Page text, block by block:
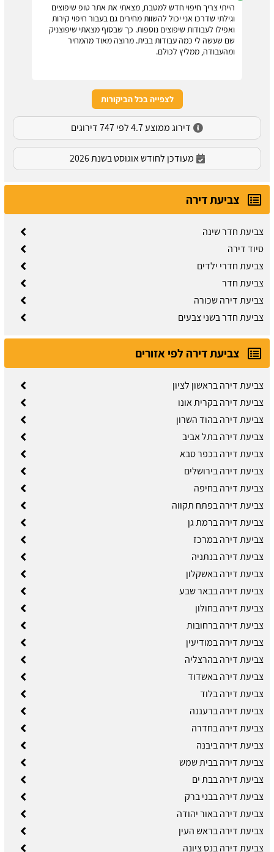
הייתי צריך חיפוי חדש למטבח, מצאתי את אתר טופ שיפוצים
וגילתי שדרכו אני יכול להשוות מחירים גם בעבור חיפוי קירות
ואפילו לעבודות שיפוצים נוספות. כך שבסוף מצאתי שיפוצניק
שם שעשה לי כמה עבודות בבית. מרוצה מאוד מהמחיר
ומהעבודה, ממליץ לכולם.
לצפייה בכל הביקורות
דירוג ממוצע 4.7 לפי 747 דירוגים
מעודכן לחודש אוגוסט בשנת 2026
צביעת דירה
צביעת חדר שינה
סיוד דירה
צביעת חדרי ילדים
צביעת חדר
צביעת דירה שכורה
צביעת חדר בשני צבעים
צביעת דירה לפי אזורים
צביעת דירה בראשון לציון
צביעת דירה בקרית אונו
צביעת דירה בהוד השרון
צביעת דירה בתל אביב
צביעת דירה בכפר סבא
צביעת דירה בירושלים
צביעת דירה בחיפה
צביעת דירה בפתח תקווה
צביעת דירה ברמת גן
צביעת דירה במרכז
צביעת דירה בנתניה
צביעת דירה באשקלון
צביעת דירה בבאר שבע
צביעת דירה בחולון
צביעת דירה ברחובות
צביעת דירה במודיעין
צביעת דירה בהרצליה
צביעת דירה באשדוד
צביעת דירה בלוד
צביעת דירה ברעננה
צביעת דירה בחדרה
צביעת דירה ביבנה
צביעת דירה בבית שמש
צביעת דירה בבת ים
צביעת דירה בבני ברק
צביעת דירה באור יהודה
צביעת דירה בראש העין
צביעת דירה בנס ציונה